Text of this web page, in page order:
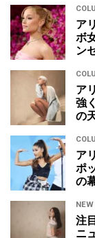
ア
ボ
ン
ア
強
の
ア
ポ
の
注
ニ